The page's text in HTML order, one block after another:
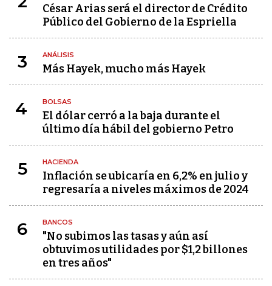
César Arias será el director de Crédito
Público del Gobierno de la Espriella
3 ANÁLISIS
Más Hayek, mucho más Hayek
4 BOLSAS
El dólar cerró a la baja durante el
último día hábil del gobierno Petro
5 HACIENDA
Inflación se ubicaría en 6,2% en julio y
regresaría a niveles máximos de 2024
6 BANCOS
"No subimos las tasas y aún así
obtuvimos utilidades por $1,2 billones
en tres años"